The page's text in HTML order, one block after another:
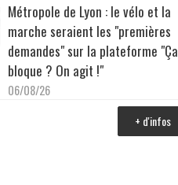
Métropole de Lyon : le vélo et la
marche seraient les "premières
demandes" sur la plateforme "Ça
bloque ? On agit !"
06/08/26
+ d'infos